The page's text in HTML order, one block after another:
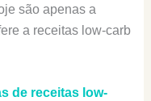
são apenas a
a receitas low-carb
de receitas low-